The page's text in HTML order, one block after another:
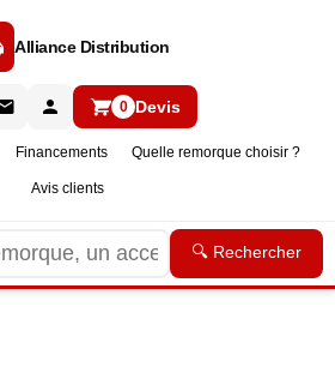
Alliance Distribution
Financements Quelle remorque choisir ?
Avis clients
0 Devis
🔍 Rechercher